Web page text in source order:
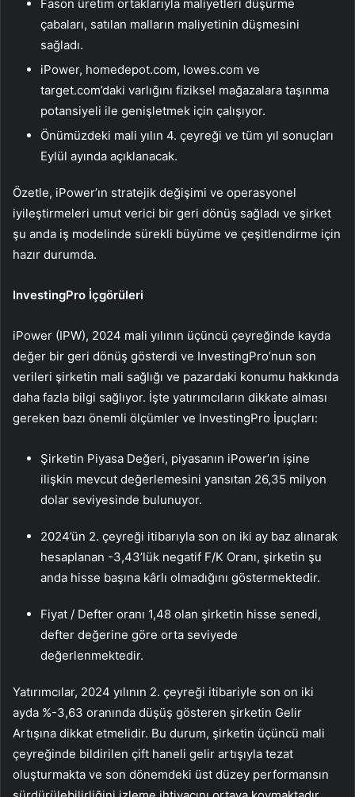
Fason üretim ortaklarıyla maliyetleri düşürme
çabaları, satılan malların maliyetinin düşmesini
sağladı.
iPower, homedepot.com, lowes.com ve
target.com’daki varlığını fiziksel mağazalara taşınma
potansiyeli ile genişletmek için çalışıyor.
Önümüzdeki mali yılın 4. çeyreği ve tüm yıl sonuçları
Eylül ayında açıklanacak.
Özetle, iPower’ın stratejik değişimi ve operasyonel
iyileştirmeleri umut verici bir geri dönüş sağladı ve şirket
şu anda iş modelinde sürekli büyüme ve çeşitlendirme için
hazır durumda.
InvestingPro İçgörüleri
iPower (IPW), 2024 mali yılının üçüncü çeyreğinde kayda
değer bir geri dönüş gösterdi ve InvestingPro’nun son
verileri şirketin mali sağlığı ve pazardaki konumu hakkında
daha fazla bilgi sağlıyor. İşte yatırımcıların dikkate alması
gereken bazı önemli ölçümler ve InvestingPro İpuçları:
Şirketin Piyasa Değeri, piyasanın iPower’ın işine
ilişkin mevcut değerlemesini yansıtan 26,35 milyon
dolar seviyesinde bulunuyor.
2024’ün 2. çeyreği itibarıyla son on iki ay baz alınarak
hesaplanan -3,43’lük negatif F/K Oranı, şirketin şu
anda hisse başına kârlı olmadığını göstermektedir.
Fiyat / Defter oranı 1,48 olan şirketin hisse senedi,
defter değerine göre orta seviyede
değerlenmektedir.
Yatırımcılar, 2024 yılının 2. çeyreği itibariyle son on iki
ayda %-3,63 oranında düşüş gösteren şirketin Gelir
Artışına dikkat etmelidir. Bu durum, şirketin üçüncü mali
çeyreğinde bildirilen çift haneli gelir artışıyla tezat
oluşturmakta ve son dönemdeki üst düzey performansın